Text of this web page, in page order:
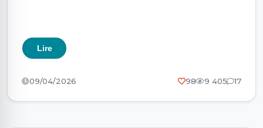
Lire
09/04/2026 98 9 405 17